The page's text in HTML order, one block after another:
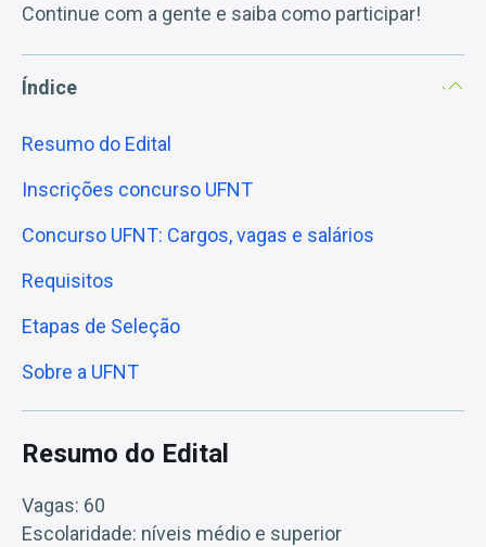
Continue com a gente e saiba como participar!
Índice
Resumo do Edital
Inscrições concurso UFNT
Concurso UFNT: Cargos, vagas e salários
Requisitos
Etapas de Seleção
Sobre a UFNT
Resumo do Edital
Vagas: 60
Escolaridade: níveis médio e superior